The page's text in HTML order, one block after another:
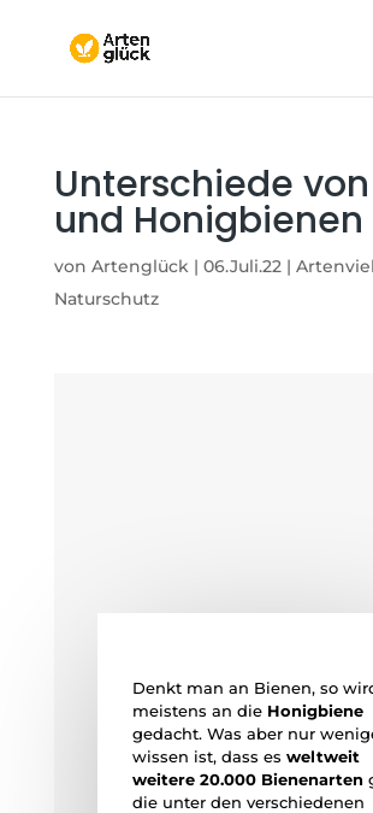
Unterschiede
und Honigbienen
von Artenglück| 06.Juli.22|
Naturschutz
Denkt man an Bienen, so
meistens an die Honigbiene
gedacht. Was aber nur
wissen ist, dass esweltweit
weitere 20.000 Bienenarten
die unter den verschiedenen